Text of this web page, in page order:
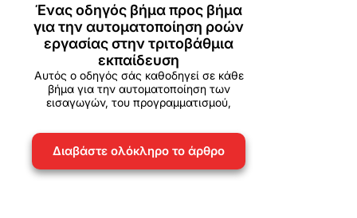
Ένας οδηγός βήμα προς βήμα
για την αυτοματοποίηση ροών
εργασίας στην τριτοβάθμια
εκπαίδευση
Αυτός ο οδηγός σάς καθοδηγεί σε κάθε
βήμα για την αυτοματοποίηση των
εισαγωγών, του προγραμματισμού,
Διαβάστε ολόκληρο το άρθρο